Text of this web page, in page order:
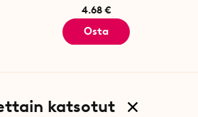
4.68 €
Osta
katsotut